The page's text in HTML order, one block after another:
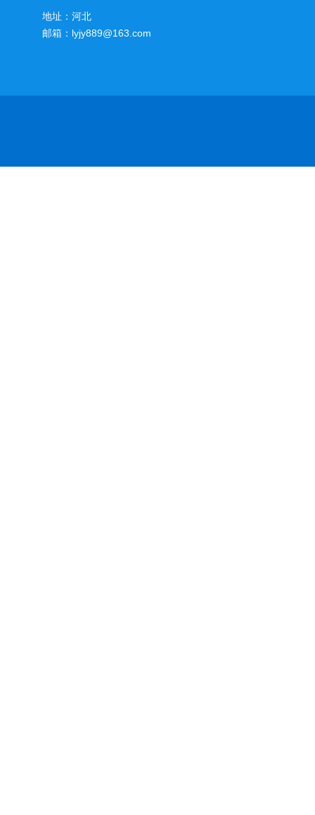
地址：河北
邮箱：lyjy889@163.com